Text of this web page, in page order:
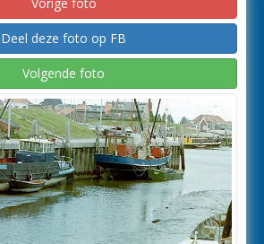
Deel deze foto op FB
Volgende foto